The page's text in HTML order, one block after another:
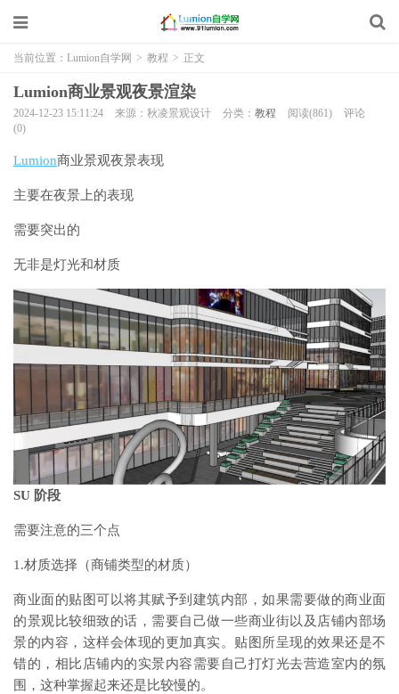
当前位置： Lumion自学网 > 教程 > 正文
Lumion商业景观夜景渲染
2024-12-23 15:11:24 来源：秋凌景观设计 分类： 教程 阅读(861)
评论
(0)
Lumion商业景观夜景表现
主要在夜景上的表现
需要突出的
无非是灯光和材质
SU 阶段
需要注意的三个点
1.材质选择（商铺类型的材质）
商业面的贴图可以将其赋予到建筑内部，如果需要做的商业面
的景观比较细致的话，需要自己做一些商业街以及店铺内部场
景的内容，这样会体现的更加真实。贴图所呈现的效果还是不
错的，相比店铺内的实景内容需要自己打灯光去营造室内的氛
围，这种掌握起来还是比较慢的。